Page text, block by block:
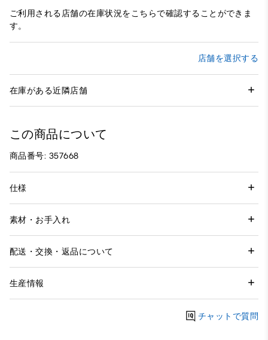
ご利用される店舗の在庫状況をこちらで確認することができま
す。
店舗を選択する
在庫がある近隣店舗
この商品について
商品番号: 357668
仕様
素材・お手入れ
配送・交換・返品について
生産情報
チャットで質問